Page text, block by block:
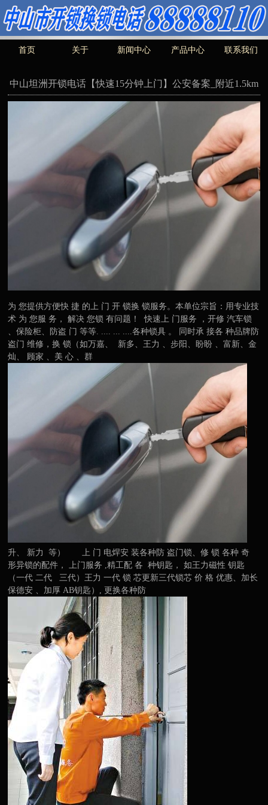
首页 关于 新闻中心 产品中心 联系我们
中山坦洲开锁电话【快速15分钟上门】公安备案_附近1.5km
为 您提供方便快 捷 的上 门 开 锁换 锁服务。本单位宗旨：用专业技
术 为 您服 务， 解决 您锁 有问题！ 快速上 门服务 ，开修 汽车锁
、保险柜、防盗 门 等等. .... ... ....各种锁具 。 同时承 接各 种品牌防
盗门 维修，换 锁（如万嘉、 新多、王力 、步阳、盼盼 、富新、金
灿、 顾家 、美 心 、群
升、 新力 等） 上 门 电焊安 装各种防 盗门锁、修 锁 各种 奇
形异锁的配件， 上门服务 ,精工配 各 种钥匙， 如王力磁性 钥匙
（一代 二代 三代）王力 一代 锁 芯更新三代锁芯 价 格 优惠、加长
保德安 、加厚 AB钥匙）, 更换各种防